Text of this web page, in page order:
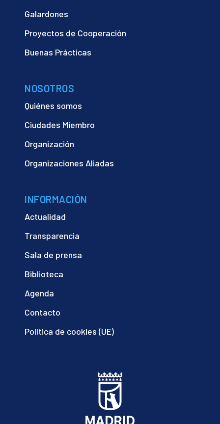
Galardones
Proyectos de Cooperación
Buenas Prácticas
NOSOTROS
Quiénes somos
Ciudades Miembro
Organización
Organizaciones Aliadas
INFORMACIÓN
Actualidad
Transparencia
Sala de prensa
Biblioteca
Agenda
Contacto
Política de cookies (UE)